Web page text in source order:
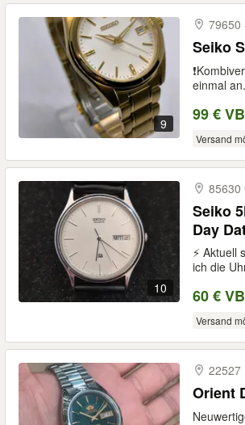
9
79650
Seiko
einmal
99 € VB
Versand
10
85630
Seiko
Day
⚡ Aktuell
ich die
60 € VB
Versand
22527
Orient